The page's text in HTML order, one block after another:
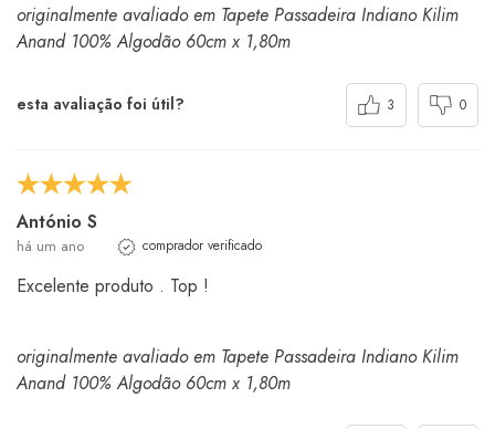
originalmente avaliado em Tapete Passadeira Indiano Kilim
Anand 100% Algodão 60cm x 1,80m
esta avaliação foi útil? 3 0
António S
há um ano comprador verificado
Excelente produto . Top !
originalmente avaliado em Tapete Passadeira Indiano Kilim
Anand 100% Algodão 60cm x 1,80m